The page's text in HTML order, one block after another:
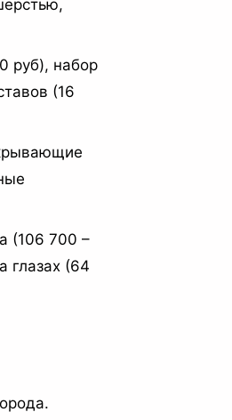
руб), набор
(16
(106 700 –
глазах (64